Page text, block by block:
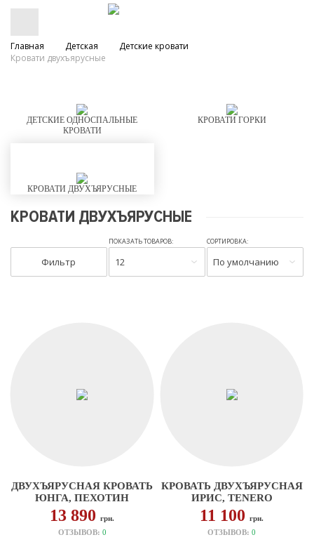
Главная Детская
Детские кровати
Кровати двухъярусные
ДЕТСКИЕ ОДНОСПАЛЬНЫЕ
КРОВАТИ
КРОВАТИ ГОРКИ
КРОВАТИ ДВУХЪЯРУСНЫЕ
КРОВАТИ ДВУХЪЯРУСНЫЕ
Фильтр
ПОКАЗАТЬ ТОВАРОВ:
12
СОРТИРОВКА:
По умолчанию
ДВУХЪЯРУСНАЯ КРОВАТЬ
ЮНГА, ПЕХОТИН
13 890грн.
ОТЗЫВОВ: 0
КРОВАТЬ ДВУХЪЯРУСНАЯ
ИРИС, TENERO
11 100грн.
ОТЗЫВОВ:0